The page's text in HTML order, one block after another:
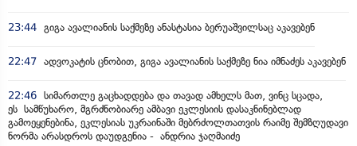
23:44 გიგა ავალიანის საქმეზე ანასტასია ბერუაშვილსაც აკავებენ
22:47 ადვოკატის ცნობით, გიგა ავალიანის საქმეზე ნია იმნაძეს აკავებენ
22:46 სიმართლე გაცხადდება და თავად ამხელს მათ, ვინც სცადა,
ეს სამწუხარო, მგრძნობიარე ამბავი ეკლესიის დასაკნინებლად
გამოეყენებინა, ეკლესიას უკრაინაში მებრძოლთათვის რაიმე შემზღუდავი
ნორმა არასდროს დაუდგენია - ანდრია ჯაღმაიძე